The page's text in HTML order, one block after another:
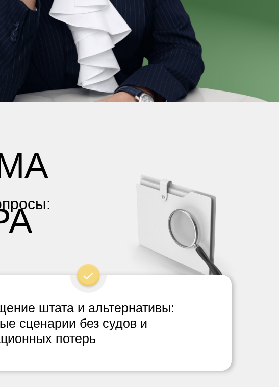
штата и альтернативы:
сценарии без судов и
потерь